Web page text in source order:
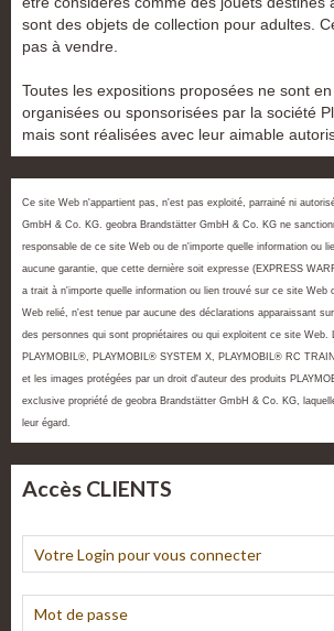
sont des objets de collection pour adultes.
pas à vendre.
Toutes les expositions proposées ne sont
organisées ou sponsorisées par la société
mais sont réalisées avec leur aimable
Ce site Web n'appartient pas, n'est pas exploité, parrainé ni
GmbH & Co. KG. geobra Brandstätter GmbH & Co. KG ne
responsable de ce site Web ou de n'importe quelle information ou
aucune garantie, que cette dernière soit expresse (EXPRESS
a trait à n'importe quelle information ou lien trouvé sur ce site Web
Web relié, n'est tenue par aucune des déclarations apparaissant
des personnes qui sont propriétaires ou qui exploitent ce site Web.
PLAYMOBIL®, PLAYMOBIL® SYSTEM X, PLAYMOBIL® RC
et les images protégées par un droit d'auteur des produits
exclusive propriété de geobra Brandstätter GmbH & Co. KG,
leur égard.
Accès CLIENTS